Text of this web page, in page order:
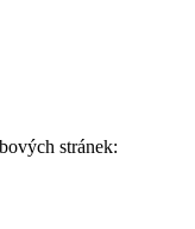
stránek: